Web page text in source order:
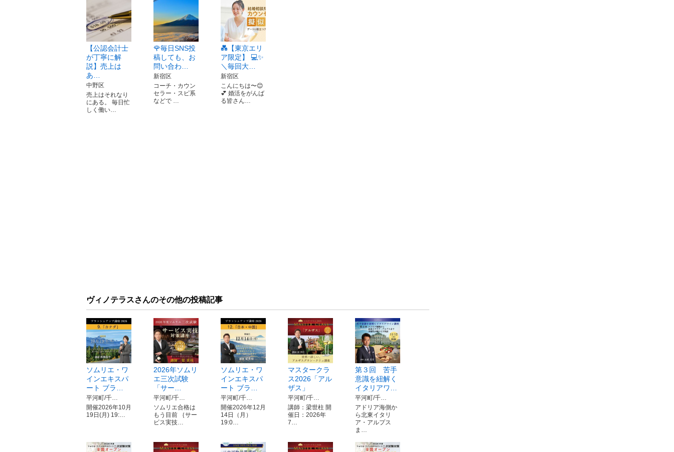
【公認会計士
が丁寧に解
説】売上は
あ…
中野区
売上はそれなり
にある。 毎日忙
しく働い…
🌹毎日SNS投
稿しても、お
問い合わ…
新宿区
コーチ・カウン
セラー・スピ系
などで …
💑【東京エリ
ア限定】 💻✨
＼毎回大…
新宿区
こんにちは〜😊
💕 婚活をがんば
る皆さん…
ヴィノテラスさんのその他の投稿記事
ソムリエ・ワ
インエキスパ
ート ブラ…
平河町/千…
開催2026年10月
19日(月) 19:…
2026年ソムリ
エ三次試験
「サー…
平河町/千…
ソムリエ合格は
もう目前 ｛サー
ビス実技…
ソムリエ・ワ
インエキスパ
ート ブラ…
平河町/千…
開催2026年12月
14日（月）
19:0…
マスタークラ
ス2026「アル
ザス」
平河町/千…
講師：梁世柱 開
催日：2026年
7…
第３回 苦手
意識を紐解く
イタリアワ…
平河町/千…
アドリア海側か
ら北東イタリ
ア・アルプス
ま…